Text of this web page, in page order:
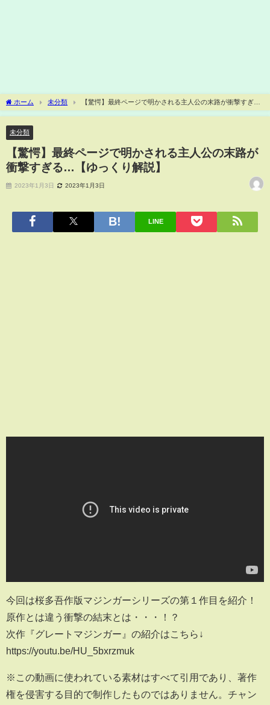
ホーム 未分類
【驚愕】最終ページで明かされる主人公の末路が衝撃すぎ
る…【ゆっくり解説】
未分類
【驚愕】最終ページで明かされる主人公の末路が
衝撃すぎる…【ゆっくり解説】
2023年1月3日 2023年1月3日
LINE
今回は桜多吾作版マジンガーシリーズの第１作目を紹介！
原作とは違う衝撃の結末とは・・・！？
次作『グレートマジンガー』の紹介はこちら↓
https://youtu.be/HU_5bxrzmuk
※この動画に使われている素材はすべて引用であり、著作
権を侵害する目的で制作したものではありません。チャン